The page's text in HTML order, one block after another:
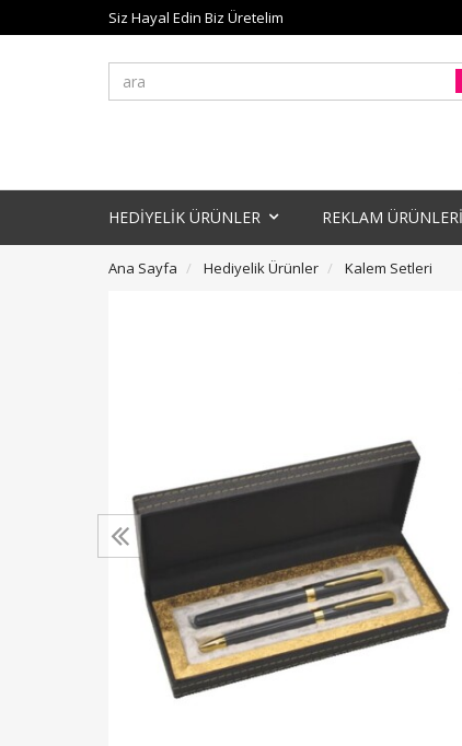
Siz Hayal Edin Biz Üretelim
HEDİYELİK ÜRÜNLER REKLAM ÜRÜNLERİ
Ana Sayfa Hediyelik Ürünler Kalem Setleri